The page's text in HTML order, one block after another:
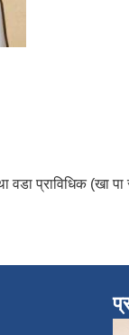
वडा प्राविधिक (खा